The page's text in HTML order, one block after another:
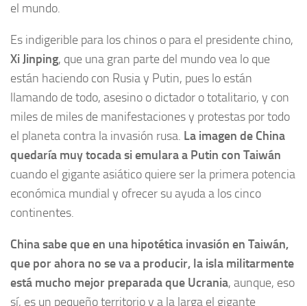
el mundo.
Es indigerible para los chinos o para el presidente chino,
Xi Jinping, que una gran parte del mundo vea lo que
están haciendo con Rusia y Putin, pues lo están
llamando de todo, asesino o dictador o totalitario, y con
miles de miles de manifestaciones y protestas por todo
el planeta contra la invasión rusa. La imagen de China
quedaría muy tocada si emulara a Putin con Taiwán
cuando el gigante asiático quiere ser la primera potencia
económica mundial y ofrecer su ayuda a los cinco
continentes.
China sabe que en una hipotética invasión en Taiwán,
que por ahora no se va a producir, la isla militarmente
está mucho mejor preparada que Ucrania, aunque, eso
sí, es un pequeño territorio y a la larga el gigante